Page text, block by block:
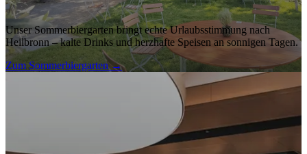
Unser Sommerbiergarten bringt echte Urlaubsstimmung nach
Heilbronn – kalte Drinks und herzhafte Speisen an sonnigen Tagen.
Zum Sommerbiergarten →